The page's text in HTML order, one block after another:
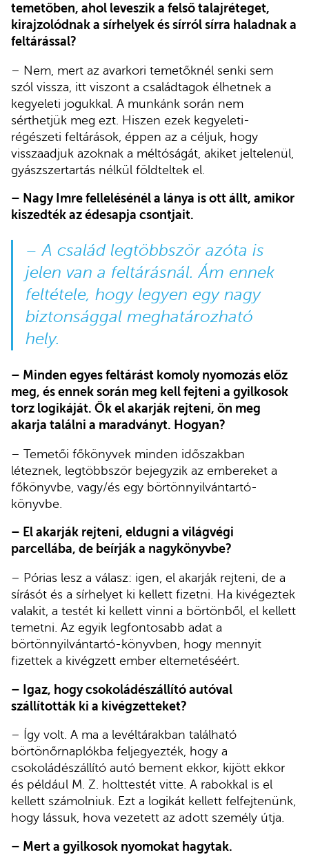
temetőben, ahol leveszik a felső talajréteget,
kirajzolódnak a sírhelyek és sírról sírra haladnak a
feltárással?
– Nem, mert az avarkori temetőknél senki sem
szól vissza, itt viszont a családtagok élhetnek a
kegyeleti jogukkal. A munkánk során nem
sérthetjük meg ezt. Hiszen ezek kegyeleti-
régészeti feltárások, éppen az a céljuk, hogy
visszaadjuk azoknak a méltóságát, akiket jeltelenül,
gyászszertartás nélkül földteltek el.
– Nagy Imre fellelésénél a lánya is ott állt, amikor
kiszedték az édesapja csontjait.
– A család legtöbbször azóta is
jelen van a feltárásnál. Ám ennek
feltétele, hogy legyen egy nagy
biztonsággal meghatározható
hely.
– Minden egyes feltárást komoly nyomozás előz
meg, és ennek során meg kell fejteni a gyilkosok
torz logikáját. Ők el akarják rejteni, ön meg
akarja találni a maradványt. Hogyan?
– Temetői főkönyvek minden időszakban
léteznek, legtöbbször bejegyzik az embereket a
főkönyvbe, vagy/és egy börtönnyilvántartó-
könyvbe.
– El akarják rejteni, eldugni a világvégi
parcellába, de beírják a nagykönyvbe?
– Pórias lesz a válasz: igen, el akarják rejteni, de a
sírásót és a sírhelyet ki kellett fizetni. Ha kivégeztek
valakit, a testét ki kellett vinni a börtönből, el kellett
temetni. Az egyik legfontosabb adat a
börtönnyilvántartó-könyvben, hogy mennyit
fizettek a kivégzett ember eltemetéséért.
– Igaz, hogy csokoládészállító autóval
szállították ki a kivégzetteket?
– Így volt. A ma a levéltárakban található
börtönőrnaplókba feljegyezték, hogy a
csokoládészállító autó bement ekkor, kijött ekkor
és például M. Z. holttestét vitte. A rabokkal is el
kellett számolniuk. Ezt a logikát kellett felfejtenünk,
hogy lássuk, hova vezetett az adott személy útja.
– Mert a gyilkosok nyomokat hagytak.